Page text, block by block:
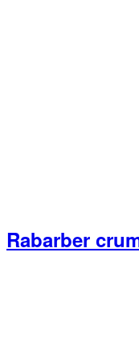
Rabarber